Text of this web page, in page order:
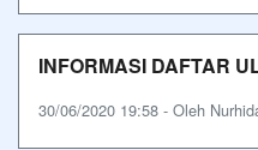
INFORMASI DAFTAR
30/06/2020 19:58 - Oleh